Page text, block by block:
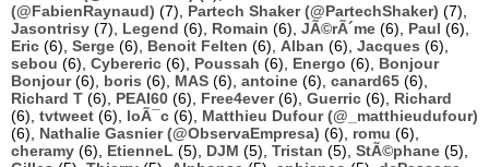
(@FabienRaynaud) (7), Partech Shaker (@PartechShaker) (7),
Jasontrisy (7), Legend (6), Romain (6), JÃ©rÃ´me (6), Paul (6),
Eric (6), Serge (6), Benoit Felten (6), Alban (6), Jacques (6),
sebou (6), Cybereric (6), Poussah (6), Energo (6), Bonjour
Bonjour(6), boris (6), MAS (6), antoine (6), canard65 (6),
Richard T (6), PEAI60 (6), Free4ever(6), Guerric (6), Richard
(6), tvtweet (6), loÃ¯c (6), Matthieu Dufour (@_matthieudufour)
(6), Nathalie Gasnier (@ObservaEmpresa) (6), romu (6),
cheramy (6), EtienneL (5), DJM (5), Tristan (5), StÃ©phane (5),